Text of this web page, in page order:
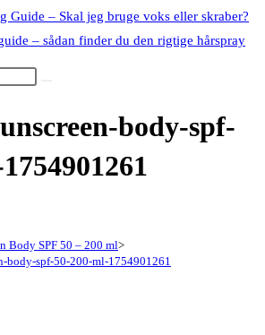
Guide – Skal jeg bruge voks eller skraber?
– sådan finder du den rigtige hårspray
body-spf-
Body SPF 50 – 200 ml>
body-spf-50-200-ml-1754901261